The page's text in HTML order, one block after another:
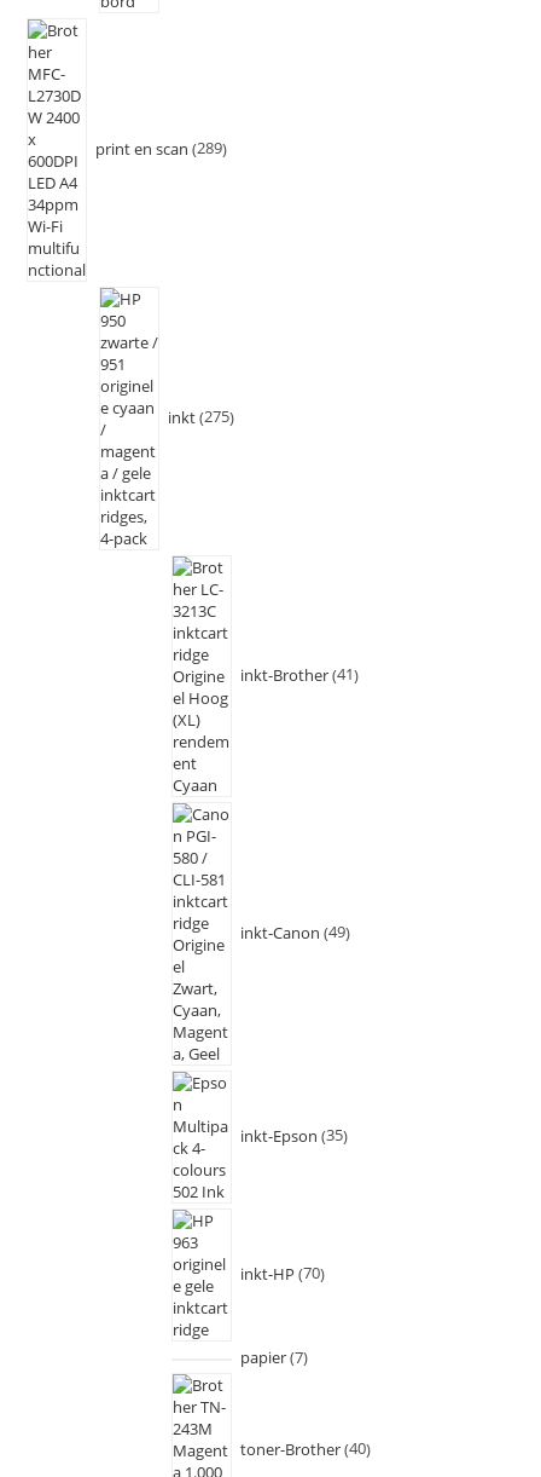
print en scan 289
inkt 275
inkt-Brother 41
inkt-Canon 49
inkt-Epson 35
inkt-HP 70
papier 7
toner-Brother 40